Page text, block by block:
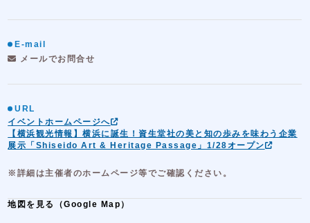
E-mail
メールでお問合せ
URL
イベントホームページへ
【横浜観光情報】横浜に誕生！資生堂社の美と知の歩みを味わう企業
展示「Shiseido Art & Heritage Passage」1/28オープン
※詳細は主催者のホームページ等でご確認ください。
地図を見る（Google Map）